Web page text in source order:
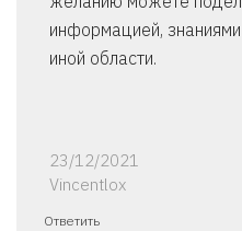
информацией,
иной области.
23/12/2021
Vincentlox
Ответить